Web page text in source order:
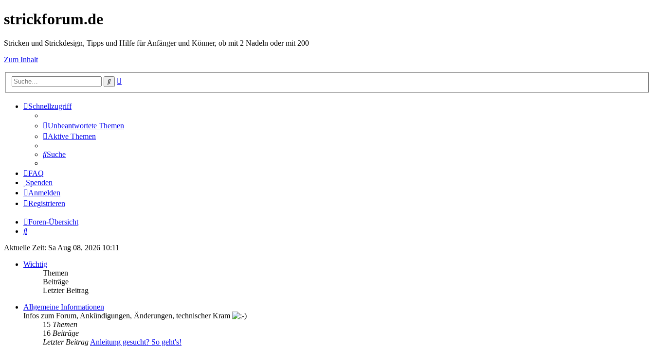
strickforum.de
Stricken und Strickdesign, Tipps und Hilfe für Anfänger und Könner, ob mit 2 Nadeln oder mit 200
Zum Inhalt
Suche
Schnellzugriff
Unbeantwortete Themen
Aktive Themen
Suche
FAQ
Spenden
Anmelden
Registrieren
Foren-Übersicht
Suche
Aktuelle Zeit: Sa Aug 08, 2026 10:11
Wichtig
Themen
Beiträge
Letzter Beitrag
Allgemeine Informationen
Infos zum Forum, Ankündigungen, Änderungen, technischer Kram
15 Themen
16 Beiträge
Letzter BeitragAnleitung gesucht? So geht's!